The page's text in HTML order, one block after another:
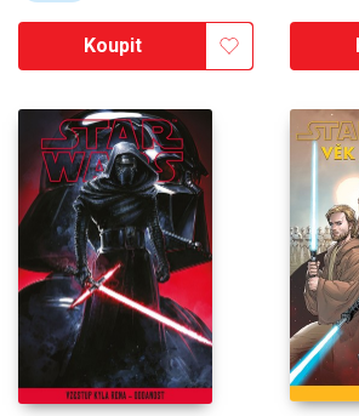
Koupit